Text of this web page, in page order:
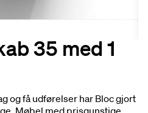
35 med 1
og få udførelser har Bloc gjort